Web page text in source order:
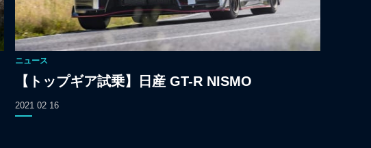
ニュース
【トップギア試乗】日産 GT-R NISMO
2021 02 16